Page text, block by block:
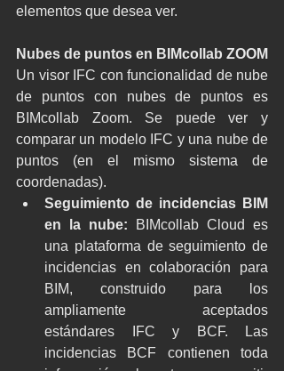
elementos que desea ver.
Nubes de puntos en BIMcollab ZOOM
Un visor IFC con funcionalidad de nube
de puntos con nubes de puntos es
BIMcollab Zoom. Se puede ver y
comparar un modelo IFC y una nube de
puntos (en el mismo sistema de
coordenadas).
Seguimiento de incidencias BIM
en la nube:
BIMcollab Cloud es
una plataforma de seguimiento de
incidencias en colaboración para
BIM, construido para los
ampliamente aceptados
estándares IFC y BCF. Las
incidencias BCF contienen toda